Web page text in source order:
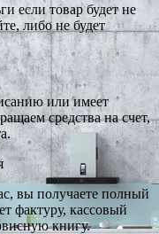
если товар будет не
либо не будет
или имеет
средства на счет,
вы получаете полный
фактуру, кассовый
книгу.